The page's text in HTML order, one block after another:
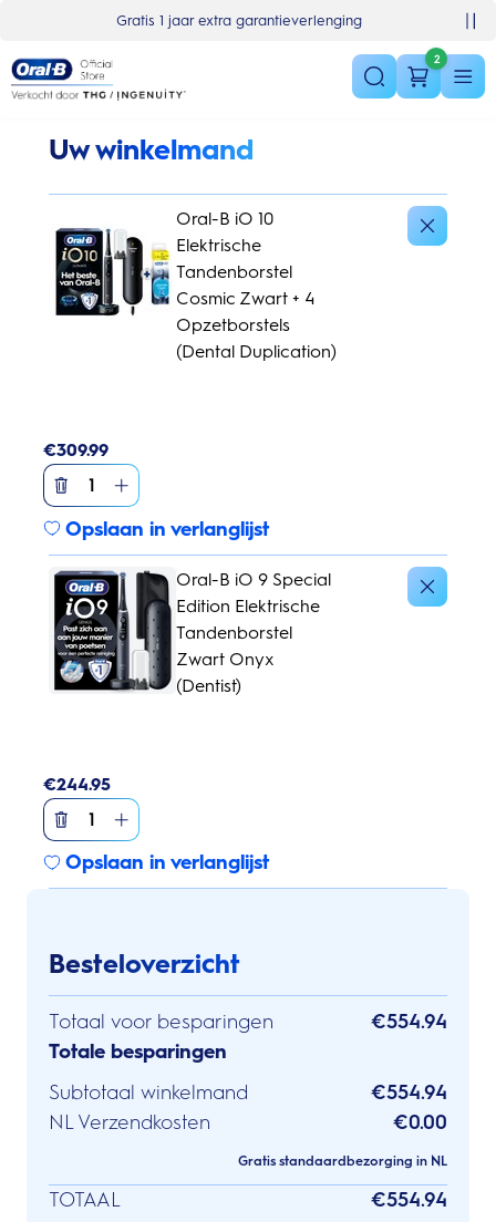
Gratis 1 jaar extra garantieverlenging
2
Uw winkelmand
Oral-B iO 10
Elektrische
Tandenborstel
Cosmic Zwart + 4
Opzetborstels
(Dental Duplication)
€309.99
1
Opslaan in verlanglijst
Oral-B iO 9 Special
Edition Elektrische
Tandenborstel
Zwart Onyx
(Dentist)
€244.95
1
Opslaan in verlanglijst
Besteloverzicht
Totaal voor besparingen
€554.94
Totale besparingen
Subtotaal winkelmand
€554.94
NL Verzendkosten
€0.00
Gratis standaardbezorging in NL
TOTAAL
€554.94